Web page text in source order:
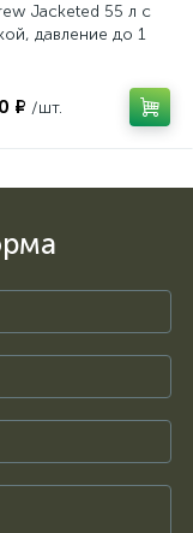
Jacketed 55 л с
давление до 1
₽ /шт.